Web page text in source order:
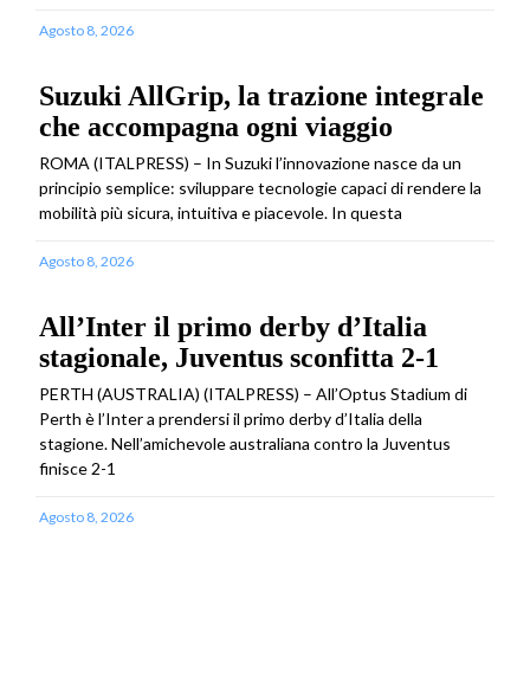
Agosto 8, 2026
Suzuki AllGrip, la trazione integrale
che accompagna ogni viaggio
ROMA (ITALPRESS) – In Suzuki l’innovazione nasce da un
principio semplice: sviluppare tecnologie capaci di rendere la
mobilità più sicura, intuitiva e piacevole. In questa
Agosto 8, 2026
All’Inter il primo derby d’Italia
stagionale, Juventus sconfitta 2-1
PERTH (AUSTRALIA) (ITALPRESS) – All’Optus Stadium di
Perth è l’Inter a prendersi il primo derby d’Italia della
stagione. Nell’amichevole australiana contro la Juventus
finisce 2-1
Agosto 8, 2026